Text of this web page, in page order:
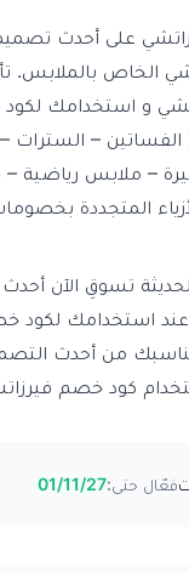
على أحدث
الخاص بالملابس.
– السترات –
– ملابس
المتجددة
تسوقِ الآن
من أحدث
فعّال حتى:01/11/27